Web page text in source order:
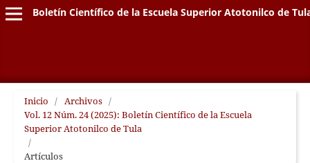
Boletín Científico de la Escuela Superior Atotonilco de
Inicio / Archivos /
Vol. 12 Núm. 24 (2025): Boletín Científico de la Escuela
Superior Atotonilco de Tula
/
Artículos